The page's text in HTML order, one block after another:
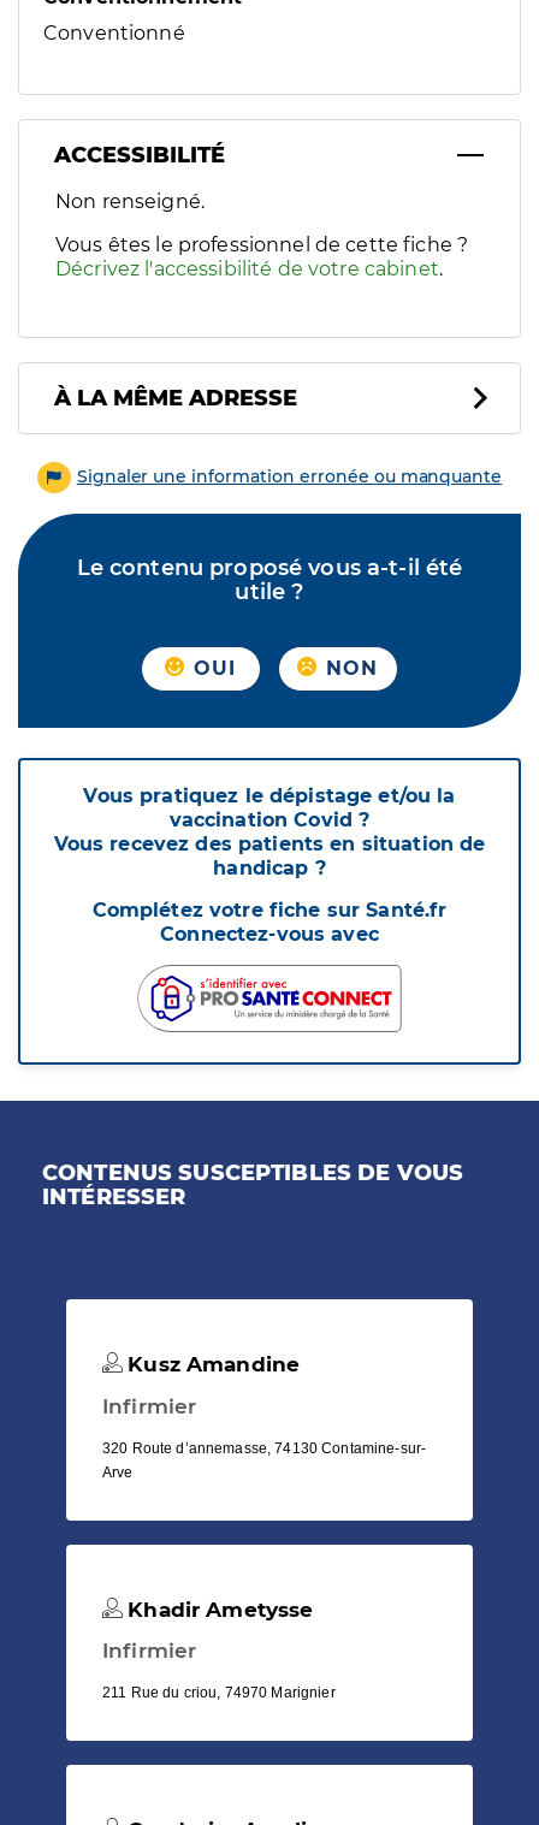
Conventionné
ACCESSIBILITÉ
Filtres
Sélectionnez un ou plusieurs handicaps/besoins
Non renseigné.
Vous êtes le professionnel de cette fiche ?
Décrivez l'accessibilité de votre cabinet.
À LA MÊME ADRESSE
Signaler une information erronée ou manquante
Le contenu proposé vous a-t-il été
utile ?
OUI NON
Vous pratiquez le dépistage et/ou la
vaccination Covid ?
Vous recevez des patients en situation de
handicap ?
Complétez votre fiche sur Santé.fr
Connectez-vous avec
CONTENUS SUSCEPTIBLES DE VOUS
INTÉRESSER
Kusz Amandine
Infirmier
320 Route d’annemasse, 74130 Contamine-sur-
Arve
Khadir Ametysse
Infirmier
211 Rue du criou, 74970 Marignier